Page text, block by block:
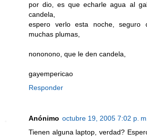
por dio, es que echarle agua al
candela,
espero verlo esta noche,
muchas plumas,
nononono, que le den candela,
gayempericao
Responder
Anónimo octubre 19, 2005 7:02 p. m.
Tienen alguna laptop, verdad?